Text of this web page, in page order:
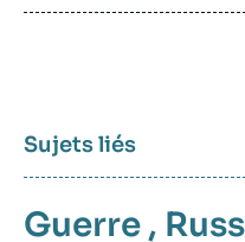
publication
Sujets liés
Guerre ,